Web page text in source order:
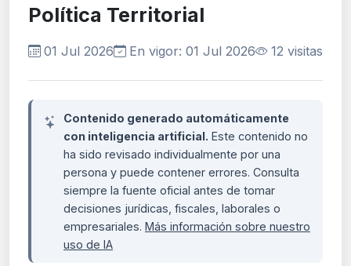
Política Territorial
01 Jul 2026 En vigor: 01 Jul 2026 12 visitas
Contenido generado automáticamente
con inteligencia artificial. Este contenido no
ha sido revisado individualmente por una
persona y puede contener errores. Consulta
siempre la fuente oficial antes de tomar
decisiones jurídicas, fiscales, laborales o
empresariales. Más información sobre nuestro
uso de IA